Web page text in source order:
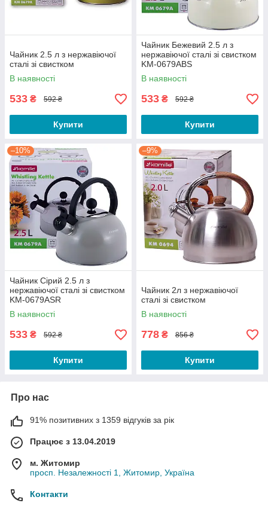
Чайник 2.5 л з нержавіючої
сталі зі свистком
В наявності
533 ₴ 592 ₴
Купити
Чайник Бежевий 2.5 л з
нержавіючої сталі зі свистком
KM-0679ABS
В наявності
533 ₴ 592 ₴
Купити
–10%
Чайник Сірий 2.5 л з
нержавіючої сталі зі свистком
KM-0679ASR
В наявності
533 ₴ 592 ₴
Купити
–9%
Чайник 2л з нержавіючої
сталі зі свистком
В наявності
778 ₴ 856 ₴
Купити
Про нас
91% позитивних з 1359 відгуків за рік
Працює з 13.04.2019
м. Житомир
просп. Незалежності 1, Житомир, Україна
Контакти